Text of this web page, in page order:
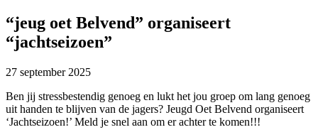
“jeug oet Belvend” organiseert
“jachtseizoen”
27 september 2025
Ben jij stressbestendig genoeg en lukt het jou groep om lang genoeg
uit handen te blijven van de jagers? Jeugd Oet Belvend organiseert
‘Jachtseizoen!’ Meld je snel aan om er achter te komen!!!